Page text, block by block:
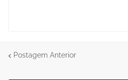
Postagem Anterior